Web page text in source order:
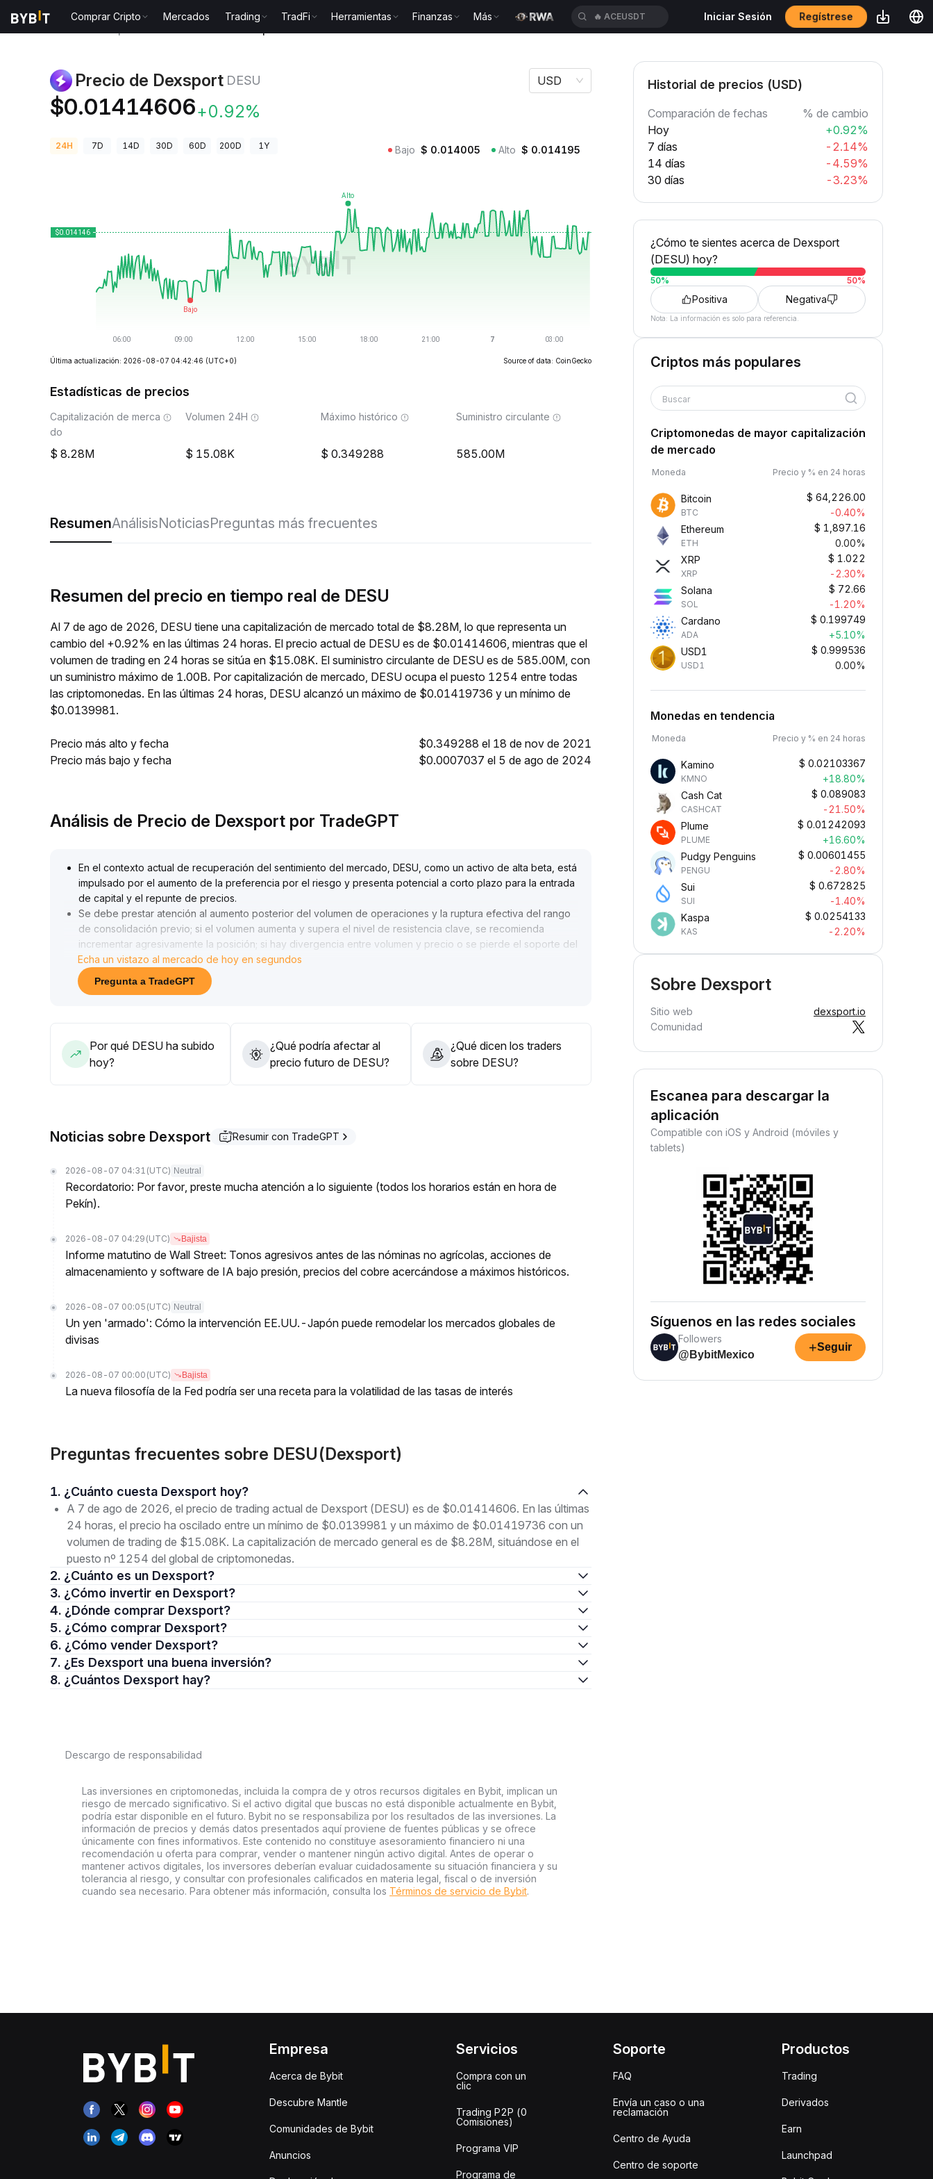
Comprar Cripto Mercados Trading TradFi Herramientas Finanzas Más 🔥 ACEUSDT Iniciar Sesión Regístrese
Precio de Dexsport DESU
$0.01414606+0.92%
USD
24H 7D 14D 30D 60D 200D 1Y Bajo $ 0.014005 Alto $ 0.014195
Última actualización: 2026-08-07 04:42:46 (UTC+0) Source of data: CoinGecko
Estadísticas de precios
Capitalización de merca
do
8.28M
Volumen 24H
15.08K
Máximo histórico
0.349288
Suministro circulante
585.00M
ResumenAnálisisNoticiasPreguntas más frecuentes
Resumen del precio en tiempo real de DESU
Al 7 de ago de 2026, DESU tiene una capitalización de mercado total de $8.28M, lo que representa un
cambio del +0.92% en las últimas 24 horas. El precio actual de DESU es de $0.01414606, mientras que el
volumen de trading en 24 horas se sitúa en $15.08K. El suministro circulante de DESU es de 585.00M, con
un suministro máximo de 1.00B. Por capitalización de mercado, DESU ocupa el puesto 1254 entre todas
las criptomonedas. En las últimas 24 horas, DESU alcanzó un máximo de $0.01419736 y un mínimo de
$0.0139981.
Precio más alto y fecha
$0.349288 el 18 de nov de 2021
Precio más bajo y fecha
$0.0007037 el 5 de ago de 2024
Análisis de Precio de Dexsport por TradeGPT
En el contexto actual de recuperación del sentimiento del mercado, DESU, como un activo de alta beta, está
impulsado por el aumento de la preferencia por el riesgo y presenta potencial a corto plazo para la entrada
de capital y el repunte de precios.
Se debe prestar atención al aumento posterior del volumen de operaciones y la ruptura efectiva del rango
de consolidación previo; si el volumen aumenta y supera el nivel de resistencia clave, se recomienda
incrementar agresivamente la posición; si hay divergencia entre volumen y precio o se pierde el soporte del
rango inferior, se debe reducir la posición y ajustar dinámicamente la exposición al riesgo
Echa un vistazo al mercado de hoy en segundos
Pregunta a TradeGPT
Por qué DESU ha subido
hoy?
¿Qué podría afectar al
precio futuro de DESU?
¿Qué dicen los traders
sobre DESU?
Noticias sobre Dexsport Resumir con TradeGPT
2026-08-07 04:31 (UTC) Neutral
Recordatorio: Por favor, preste mucha atención a lo siguiente (todos los horarios están en hora de
Pekín).
2026-08-07 04:29 (UTC) Bajista
Informe matutino de Wall Street: Tonos agresivos antes de las nóminas no agrícolas, acciones de
almacenamiento y software de IA bajo presión, precios del cobre acercándose a máximos históricos.
2026-08-07 00:05 (UTC) Neutral
Un yen 'armado': Cómo la intervención EE.UU.-Japón puede remodelar los mercados globales de
divisas
2026-08-07 00:00 (UTC) Bajista
La nueva filosofía de la Fed podría ser una receta para la volatilidad de las tasas de interés
Preguntas frecuentes sobre DESU(Dexsport)
1. ¿Cuánto cuesta Dexsport hoy?
A 7 de ago de 2026, el precio de trading actual de Dexsport (DESU) es de $0.01414606. En las últimas
24 horas, el precio ha oscilado entre un mínimo de $0.0139981 y un máximo de $0.01419736 con un
volumen de trading de $15.08K. La capitalización de mercado general es de $8.28M, situándose en el
puesto nº 1254 del global de criptomonedas.
2. ¿Cuánto es un Dexsport?
3. ¿Cómo invertir en Dexsport?
4. ¿Dónde comprar Dexsport?
5. ¿Cómo comprar Dexsport?
6. ¿Cómo vender Dexsport?
7. ¿Es Dexsport una buena inversión?
8. ¿Cuántos Dexsport hay?
Descargo de responsabilidad
Las inversiones en criptomonedas, incluida la compra de y otros recursos digitales en Bybit, implican un
riesgo de mercado significativo. Si el activo digital que buscas no está disponible actualmente en Bybit,
podría estar disponible en el futuro. Bybit no se responsabiliza por los resultados de las inversiones. La
información de precios y demás datos presentados aquí proviene de fuentes públicas y se ofrece
únicamente con fines informativos. Este contenido no constituye asesoramiento financiero ni una
recomendación u oferta para comprar, vender o mantener ningún activo digital. Antes de operar o
mantener activos digitales, los inversores deberían evaluar cuidadosamente su situación financiera y su
tolerancia al riesgo, y consultar con profesionales calificados en materia legal, fiscal o de inversión
cuando sea necesario. Para obtener más información, consulta los Términos de servicio de Bybit.
Historial de precios (USD)
Comparación de fechas
% de cambio
Hoy
+0.92%
7 días
-2.14%
14 días
-4.59%
30 días
-3.23%
¿Cómo te sientes acerca de Dexsport
(DESU) hoy?
50% 50%
Positiva Negativa
Nota: La información es solo para referencia.
Criptos más populares
Buscar
Criptomonedas de mayor capitalización
de mercado
Moneda Precio y % en 24 horas
Bitcoin
BTC
$ 64,226.00
-0.40%
Ethereum
ETH
$ 1,897.16
0.00%
XRP
XRP
$ 1.022
-2.30%
Solana
SOL
$ 72.66
-1.20%
Cardano
ADA
$ 0.199749
+5.10%
USD1
USD1
$ 0.999536
0.00%
Monedas en tendencia
Moneda Precio y % en 24 horas
Kamino
KMNO
$ 0.02103367
+18.80%
Cash Cat
CASHCAT
$ 0.089083
-21.50%
Plume
PLUME
$ 0.01242093
+16.60%
Pudgy Penguins
PENGU
$ 0.00601455
-2.80%
Sui
SUI
$ 0.672825
-1.40%
Kaspa
KAS
$ 0.0254133
-2.20%
Sobre Dexsport
Sitio web
dexsport.io
Comunidad
Escanea para descargar la
aplicación
Compatible con iOS y Android (móviles y
tablets)
Síguenos en las redes sociales
Followers
@BybitMexico
+Seguir
Empresa
Acerca de Bybit
Descubre Mantle
Comunidades de Bybit
Anuncios
Servicios
Compra con un
clic
Trading P2P (0
Comisiones)
Programa VIP
Programa de
Soporte
FAQ
Envía un caso o una
reclamación
Centro de Ayuda
Centro de soporte
Productos
Trading
Derivados
Earn
Launchpad